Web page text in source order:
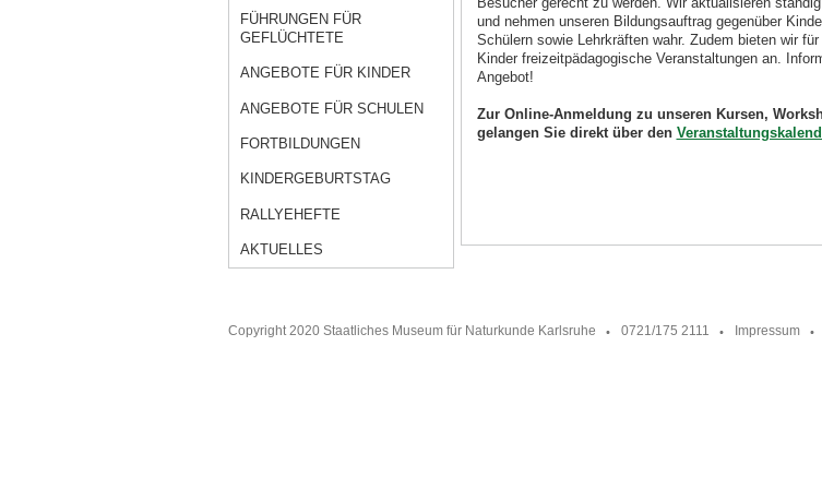
FÜHRUNGEN FÜR
GEFLÜCHTETE
ANGEBOTE FÜR KINDER
ANGEBOTE FÜR SCHULEN
FORTBILDUNGEN
KINDERGEBURTSTAG
RALLYEHEFTE
AKTUELLES
und nehmen unseren Bildungsauftrag gegenüber
Schülern sowie Lehrkräften wahr. Zudem bieten wir für
Kinder freizeitpädagogische Veranstaltungen an.
Angebot!
Zur Online-Anmeldung zu unseren Kursen,
gelangen Sie direkt über den
Copyright 2020 Staatliches Museum für Naturkunde Karlsruhe 0721/175 2111 Impressum